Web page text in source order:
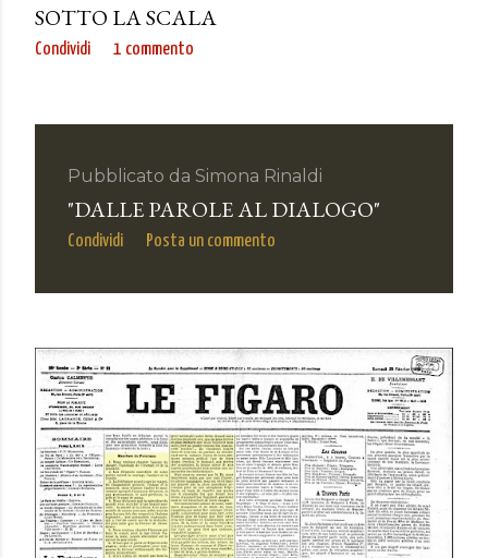
SOTTO LA SCALA
Condividi 1 commento
Pubblicato da Simona Rinaldi
"DALLE PAROLE AL DIALOGO"
Condividi Posta un commento